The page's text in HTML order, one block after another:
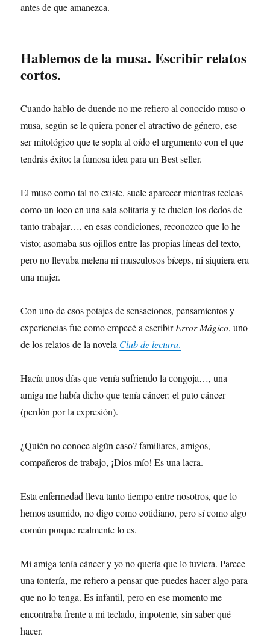
antes de que amanezca.
Hablemos de la musa. Escribir relatos
cortos.
Cuando hablo de duende no me refiero al conocido muso o
musa, según se le quiera poner el atractivo de género, ese
ser mitológico que te sopla al oído el argumento con el que
tendrás éxito: la famosa idea para un Best seller.
El muso como tal no existe, suele aparecer mientras tecleas
como un loco en una sala solitaria y te duelen los dedos de
tanto trabajar…, en esas condiciones, reconozco que lo he
visto; asomaba sus ojillos entre las propias líneas del texto,
pero no llevaba melena ni musculosos bíceps, ni siquiera era
una mujer.
Con uno de esos potajes de sensaciones, pensamientos y
experiencias fue como empecé a escribirError Mágico, uno
de los relatos de la novela Club de lectura.
Hacía unos días que venía sufriendo la congoja…, una
amiga me había dicho que tenía cáncer: el puto cáncer
(perdón por la expresión).
¿Quién no conoce algún caso? familiares, amigos,
compañeros de trabajo, ¡Dios mío! Es una lacra.
Esta enfermedad lleva tanto tiempo entre nosotros, que lo
hemos asumido, no digo como cotidiano, pero sí como algo
común porque realmente lo es.
Mi amiga tenía cáncer y yo no quería que lo tuviera. Parece
una tontería, me refiero a pensar que puedes hacer algo para
que no lo tenga. Es infantil, pero en ese momento me
encontraba frente a mi teclado, impotente, sin saber qué
hacer.